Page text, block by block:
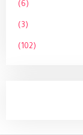
(6)
(3)
(102)